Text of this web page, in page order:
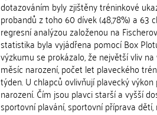
dotazováním byly zjištěny tréninkové
probandů z toho 60 dívek (48,78%) a 63
regresní analýzou založenou na
statistika byla vyjádřena pomocí Box
výzkumu se prokázalo, že největší vliv
měsíc narození, počet let plaveckého
týden. U chlapců ovlivňují plavecký
narození. Čím jsou plavci starší a vyšší
sportovní plavání, sportovní příprava